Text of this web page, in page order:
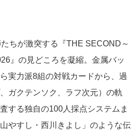
ちが激突する『THE SECOND～
』の見どころを凝縮。金属バッ
実力派8組の対戦カードから、過
ガクテンソク、ラフ次元）の軌
する独自の100人採点システムま
やすし・西川きよし」のような伝